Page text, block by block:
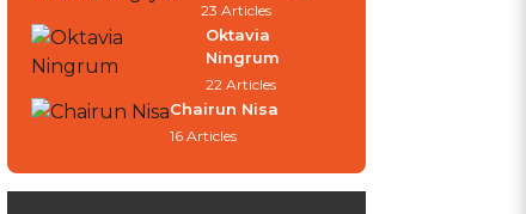
23 Articles
Oktavia
Ningrum
22 Articles
Chairun Nisa
16 Articles